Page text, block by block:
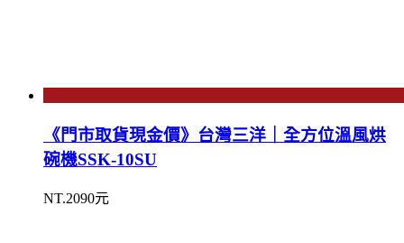
《門市取貨現金價》台灣三洋｜全方位溫風烘
碗機SSK-10SU
NT.2090元